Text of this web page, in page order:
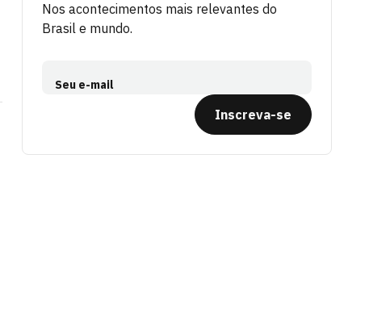
Nos acontecimentos mais relevantes do
Brasil e mundo.
Seu e-mail
Inscreva-se